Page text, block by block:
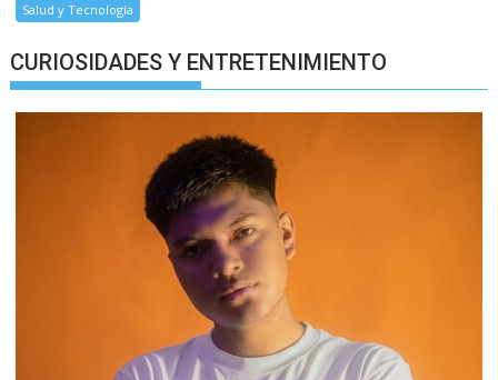
Salud y Tecnología
CURIOSIDADES Y ENTRETENIMIENTO